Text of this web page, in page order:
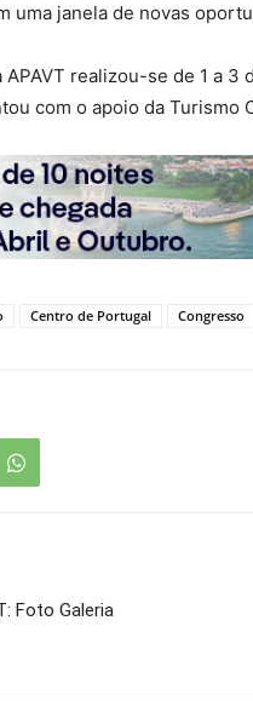
uma janela de novas
APAVT realizou-se de 1 a
com o apoio da Turismo
Centro de Portugal Congresso
Foto Galeria